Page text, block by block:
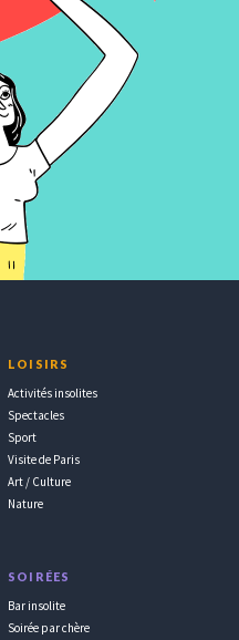
LOISIRS
Activités insolites
Spectacles
Sport
Visite de Paris
Art / Culture
Nature
SOIRÉES
Bar insolite
Soirée par chère